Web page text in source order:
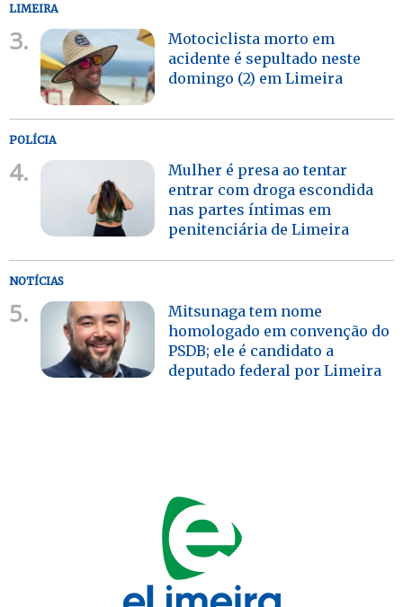
LIMEIRA
3.
Motociclista morto em
acidente é sepultado neste
domingo (2) em Limeira
POLÍCIA
4.
Mulher é presa ao tentar
entrar com droga escondida
nas partes íntimas em
penitenciária de Limeira
NOTÍCIAS
5.
Mitsunaga tem nome
homologado em convenção do
PSDB; ele é candidato a
deputado federal por Limeira